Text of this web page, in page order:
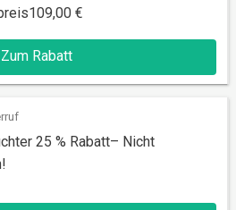
€
Zum Rabatt
25 % Rabatt– Nicht